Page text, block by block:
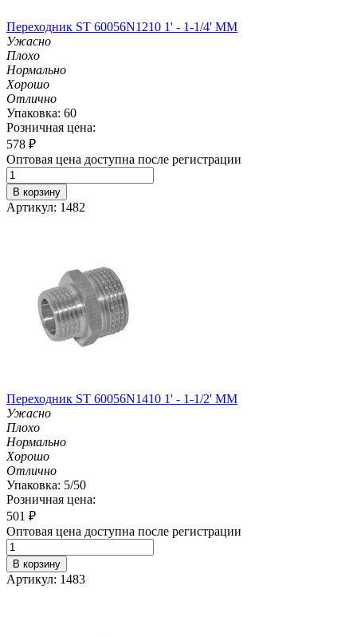
Переходник ST 60056N1210 1' - 1-1/4' MM
Ужасно
Плохо
Нормально
Хорошо
Отлично
Упаковка: 60
Розничная цена:
578 ₽
Оптовая цена доступна после регистрации
В корзину
Артикул: 1482
Переходник ST 60056N1410 1' - 1-1/2' MM
Ужасно
Плохо
Нормально
Хорошо
Отлично
Упаковка: 5/50
Розничная цена:
501 ₽
Оптовая цена доступна после регистрации
В корзину
Артикул: 1483